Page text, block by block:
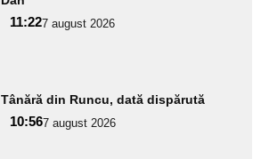
11:227 august 2026
Tânără din Runcu, dată dispărută
10:567 august 2026